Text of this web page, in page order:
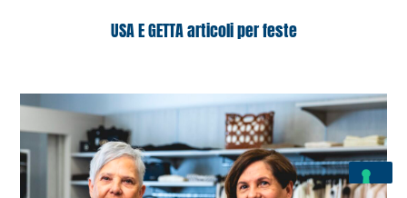
USA E GETTA articoli per feste